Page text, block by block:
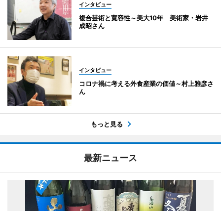
インタビュー
複合芸術と寛容性～美大10年 美術家・岩井
成昭さん
インタビュー
コロナ禍に考える外食産業の価値～村上雅彦さ
ん
もっと見る
最新ニュース